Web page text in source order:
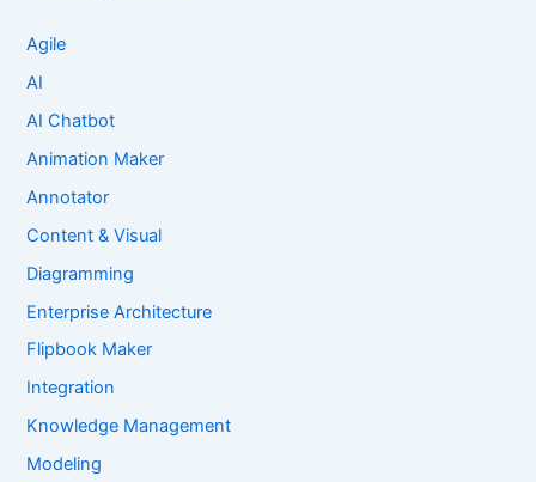
Agile
AI
AI Chatbot
Animation Maker
Annotator
Content & Visual
Diagramming
Enterprise Architecture
Flipbook Maker
Integration
Knowledge Management
Modeling